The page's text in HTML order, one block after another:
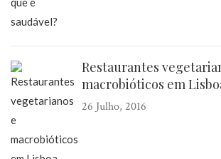
Restaurantes
macrobióticos em
26 Julho, 2016